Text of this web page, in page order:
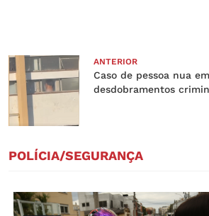
ANTERIOR
Caso de pessoa nua
desdobramentos
POLÍCIA/SEGURANÇA